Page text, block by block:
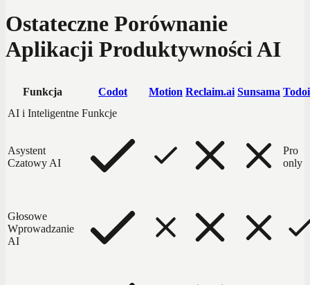
Ostateczne Porównanie
Aplikacji Produktywności AI
Funkcja Codot Motion Reclaim.ai Sunsama
AI i Inteligentne Funkcje
Asystent
Czatowy AI
Pro
only
Głosowe
Wprowadzanie
AI